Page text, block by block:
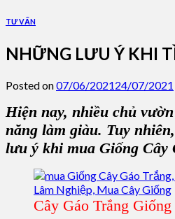
TƯ VẤN
NHỮNG LƯU Ý KHI
Posted on07/06/202124/07/2021
Hiện nay, nhiều chủ
năng làm giàu. Tuy
lưu ý khi mua Giống Cây
Cây Gáo Trắng Giống